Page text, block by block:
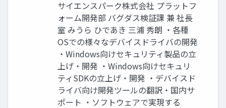
サイエンスパーク株式会社 プラットフ
ォーム開発部 バグダス検証課 兼 社長
室 みうら ひであき 三浦 秀朗 ・各種
OSでの様々なデバイスドライバの開発
・Windows向けセキュリティ製品の立
上げ・開発 ・Windows向けセキュリ
ティSDKの立上げ・開発 ・デバイスド
ライバ向け開発ツールの翻訳・国内サ
ポート ・ソフトウェアで実現する